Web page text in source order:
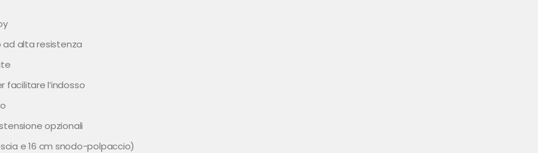
ad alta resistenza
facilitare l’indosso
opzionali
e 16 cm snodo-polpaccio)